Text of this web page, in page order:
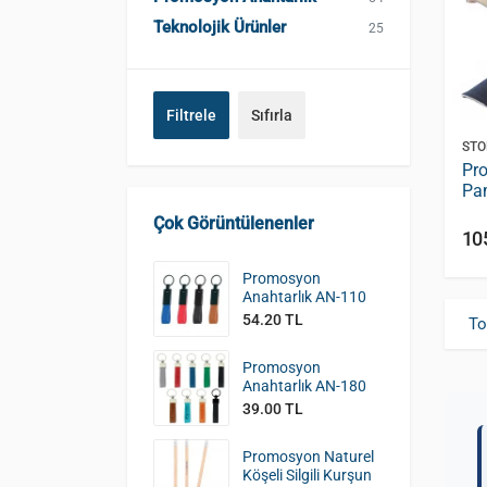
Teknolojik Ürünler 25
Filtrele Sıfırla
Çok Görüntülenenler
Promosyon
Anahtarlık AN-110
54.20 TL
Promosyon
Anahtarlık AN-180
39.00 TL
Promosyon Naturel
Köşeli Silgili Kurşun